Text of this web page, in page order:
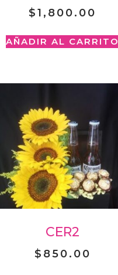
$1,800.00
AÑADIR AL CARRITO
CER2
$ 850.00